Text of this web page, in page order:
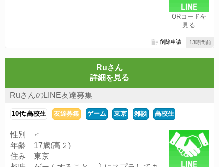
QRコードを
見る
13時間前
削除申請
Ruさん
詳細を見る
RuさんのLINE友達募集
10代:高校生 友達募集 ゲーム 東京 雑談 高校生
性別 ♂
年齢 17歳(高２)
住み 東京